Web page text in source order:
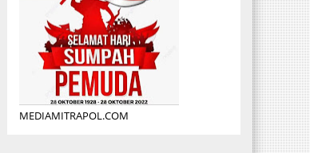
MEDIAMITRAPOL.COM